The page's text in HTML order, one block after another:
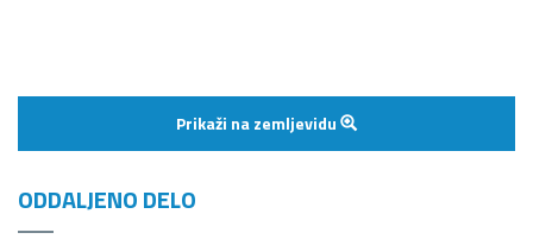
Prikaži na zemljevidu
ODDALJENO DELO